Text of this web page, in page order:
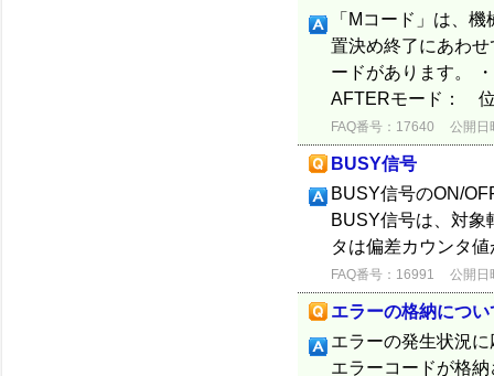
「Mコード」は、
置決め終了にあわ
ードがあります。
AFTERモード：
FAQ番号：17640 公開日
BUSY信号
BUSY信号のON/
BUSY信号は、対象
タは偏差カウンタ
FAQ番号：16991 公開日
エラーの格納につい
エラーの発生状況
エラーコードが格